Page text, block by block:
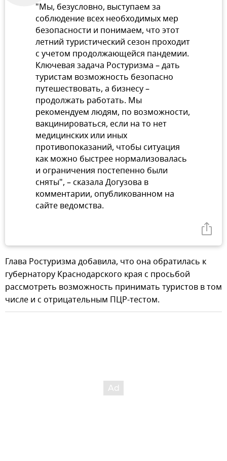
"Мы, безусловно, выступаем за
соблюдение всех необходимых мер
безопасности и понимаем, что этот
летний туристический сезон проходит
с учетом продолжающейся пандемии.
Ключевая задача Ростуризма – дать
туристам возможность безопасно
путешествовать, а бизнесу –
продолжать работать. Мы
рекомендуем людям, по возможности,
вакцинироваться, если на то нет
медицинских или иных
противопоказаний, чтобы ситуация
как можно быстрее нормализовалась
и ограничения постепенно были
сняты", – сказала Догузова в
комментарии, опубликованном на
сайте ведомства.
Глава Ростуризма добавила, что она обратилась к
губернатору Краснодарского края с просьбой
рассмотреть возможность принимать туристов в том
числе и с отрицательным ПЦР-тестом.